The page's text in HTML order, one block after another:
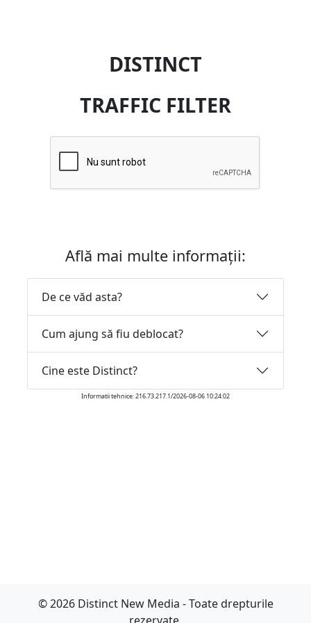
DISTINCT
TRAFFIC FILTER
Află mai multe informații:
De ce văd asta?
Cum ajung să fiu deblocat?
Cine este Distinct?
Informatii tehnice: 216.73.217.1/2026-08-06 10:24:02
© 2026 Distinct New Media - Toate drepturile